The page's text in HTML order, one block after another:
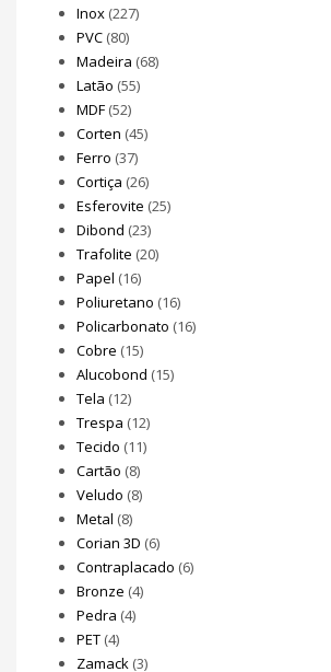
Inox (227)
PVC (80)
Madeira (68)
Latão (55)
MDF (52)
Corten (45)
Ferro (37)
Cortiça (26)
Esferovite (25)
Dibond (23)
Trafolite (20)
Papel (16)
Poliuretano (16)
Policarbonato (16)
Cobre (15)
Alucobond (15)
Tela (12)
Trespa (12)
Tecido (11)
Cartão (8)
Veludo (8)
Metal (8)
Corian 3D (6)
Contraplacado (6)
Bronze (4)
Pedra (4)
PET (4)
Zamack (3)